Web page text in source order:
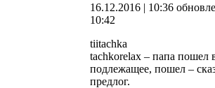
16.12.2016 | 10:36
10:42
tiitachka
tachkorelax – папа пошел
подлежащее, пошел –
предлог.